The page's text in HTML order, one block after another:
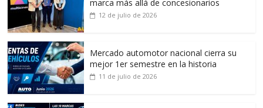
marca más allá de concesionarios
12 de julio de 2026
Mercado automotor nacional cierra su
mejor 1er semestre en la historia
11 de julio de 2026